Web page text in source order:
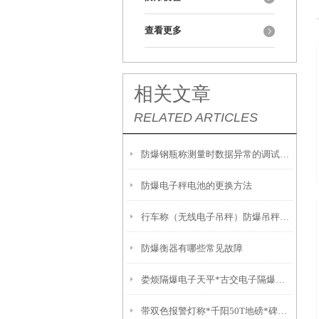
查看更多
相关文章
RELATED ARTICLES
防爆钢瓶称测量时数据异常的调试方法
防爆电子秤电池的更换方法
行车称（无线电子吊秤）防爆吊秤显示故障发解决方法
防爆衡器有哪些常见故障
娄烦隔爆电子天平*古交电子隔爆磅秤*太原电子防爆衡器*河北带打印轮椅秤
带双色报警灯称*千阳50T地磅*碑林不锈钢电子秤*芮城防爆衡器